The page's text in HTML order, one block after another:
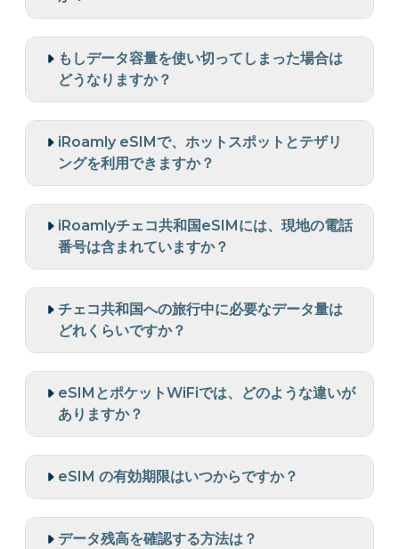
もしデータ容量を使い切ってしまった場合は
どうなりますか？
iRoamly eSIMで、ホットスポットとテザリ
ングを利用できますか？
iRoamlyチェコ共和国eSIMには、現地の電話
番号は含まれていますか？
チェコ共和国への旅行中に必要なデータ量は
どれくらいですか？
eSIMとポケットWiFiでは、どのような違いが
ありますか？
eSIM の有効期限はいつからですか？
データ残高を確認する方法は？